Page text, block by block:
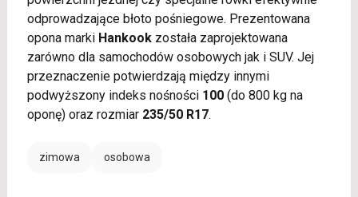
odprowadzające błoto pośniegowe. Prezentowana
opona marki Hankookzostała zaprojektowana
zarówno dla samochodów osobowych jak i SUV. Jej
przeznaczenie potwierdzają między innymi
podwyższony indeks nośności 100(do 800 kg na
oponę) oraz rozmiar 235/50 R17.
zimowa osobowa